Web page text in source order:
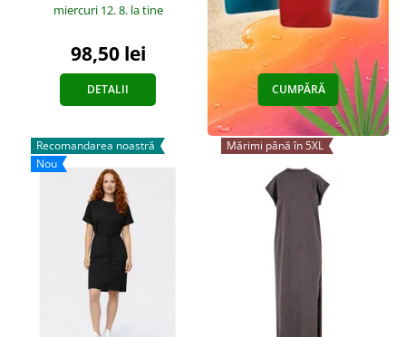
miercuri 12. 8. la tine
98,50 lei
DETALII CUMPĂRĂ
Recomandarea noastră
Nou
Mărimi până în 5XL